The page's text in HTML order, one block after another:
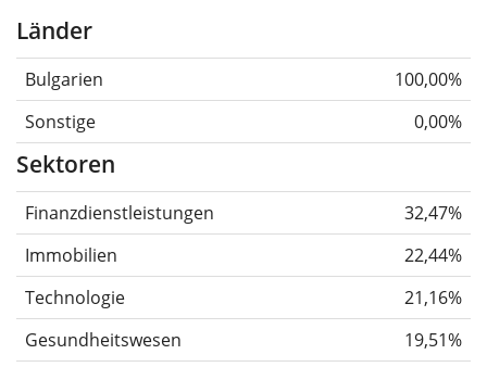
Länder
Bulgarien
100,00%
Sonstige
0,00%
Sektoren
Finanzdienstleistungen
32,47%
Immobilien
22,44%
Technologie
21,16%
Gesundheitswesen
19,51%